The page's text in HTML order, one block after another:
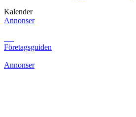
Kalender
Annonser
Företagsguiden
Annonser